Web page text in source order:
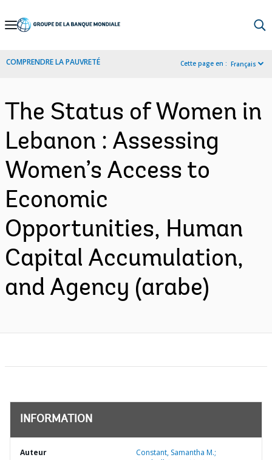
Skip
Navigation
COMPRENDRE LA PAUVRETÉ Cette page en : Français
The Status of Women in
Lebanon : Assessing
Women’s Access to
Economic
Opportunities, Human
Capital Accumulation,
and Agency (arabe)
INFORMATION
Auteur
Constant, Samantha M.;